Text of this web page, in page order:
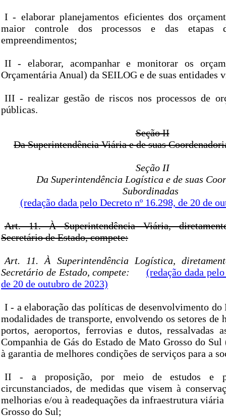
I - elaborar planejamentos eficientes dos
maior controle dos processos e das etapas
empreendimentos;
II - elaborar, acompanhar e monitorar os
Orçamentária Anual) da SEILOG e de suas entidades
III - realizar gestão de riscos nos processos de
públicas.
Seção II
Da Superintendência Viária e de suas
Seção II
Da Superintendência Logística e de suas
Subordinadas
(redação dada pelo Decreto nº 16.298, de 20 de
Art. 11. À Superintendência Viária,
Secretário de Estado, compete:
Art. 11. À Superintendência Logística,
Secretário de Estado, compete:
(redação dada
de 20 de outubro de 2023)
I - a elaboração das políticas de desenvolvimento do
modalidades de transporte, envolvendo os setores de
portos, aeroportos, ferrovias e dutos, ressalvadas
Companhia de Gás do Estado de Mato Grosso do
à garantia de melhores condições de serviços para a
II - a proposição, por meio de estudos e
circunstanciados, de medidas que visem à
melhorias e/ou à readequações da infraestrutura
Grosso do Sul;